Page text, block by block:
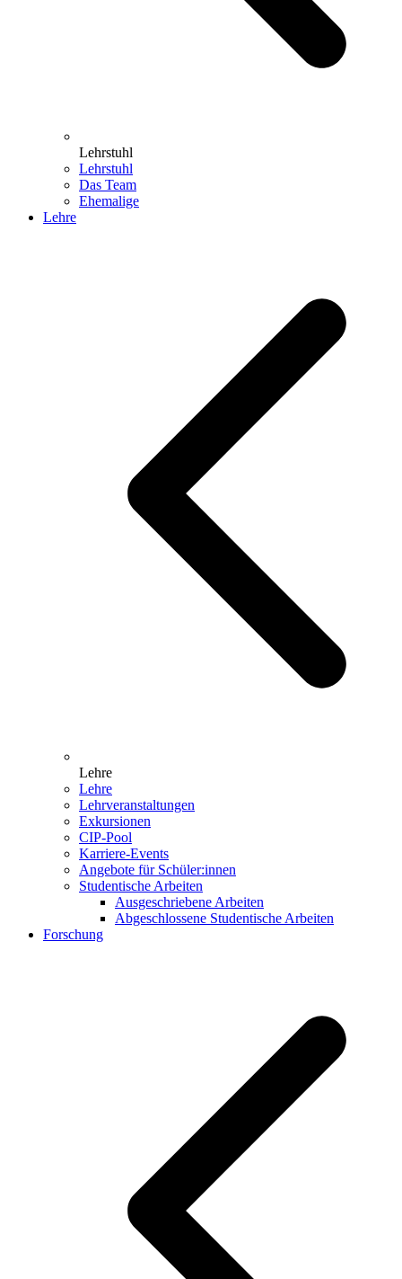
Lehrstuhl
Lehrstuhl
Das Team
Ehemalige
Lehre
Lehre
Lehre
Lehrveranstaltungen
Exkursionen
CIP-Pool
Karriere-Events
Angebote für Schüler:innen
Studentische Arbeiten
Ausgeschriebene Arbeiten
Abgeschlossene Studentische Arbeiten
Forschung